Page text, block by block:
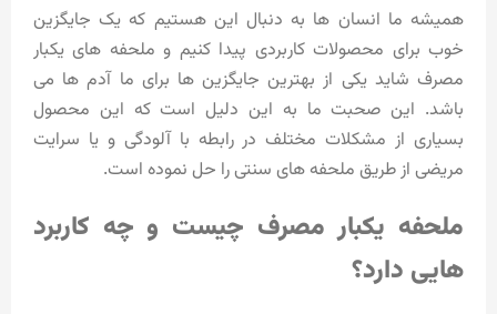
همیشه ما انسان ها به دنبال این هستیم که یک جایگزین
خوب برای محصولات کاربردی پیدا کنیم و ملحفه های یکبار
مصرف شاید یکی از بهترین جایگزین ها برای ما آدم ها می
باشد. این صحبت ما به این دلیل است که این محصول
بسیاری از مشکلات مختلف در رابطه با آلودگی و یا سرایت
مریضی از طریق ملحفه های سنتی را حل نموده است.
ملحفه یکبار مصرف چیست و چه کاربرد
هایی دارد؟